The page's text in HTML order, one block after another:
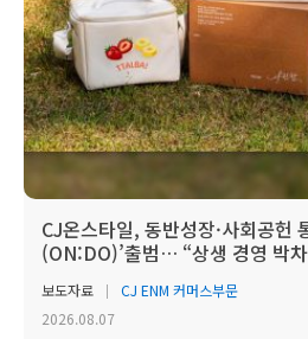
CJ온스타일, 동반성장·사회공헌
(ON:DO)’출범… “상생 경영 박
보도자료
CJ ENM 커머스부문
2026.08.07